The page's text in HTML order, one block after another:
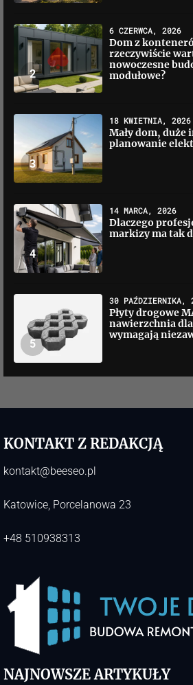
2
6 CZERWCA, 2026
Dom z
rzeczywiście
nowoczesne
modułowe?
3
18 KWIETNIA, 2026
Mały dom, duże
planowanie
4
14 MARCA, 2026
Dlaczego
markizy ma tak
5
30 PAŹDZIERNIKA,
Płyty drogowe
nawierzchnia
wymagają
KONTAKT Z REDAKCJĄ
kontakt@beeseo.pl
Katowice, Porcelanowa 23
+48 510938313
NAJNOWSZE ARTYKUŁY